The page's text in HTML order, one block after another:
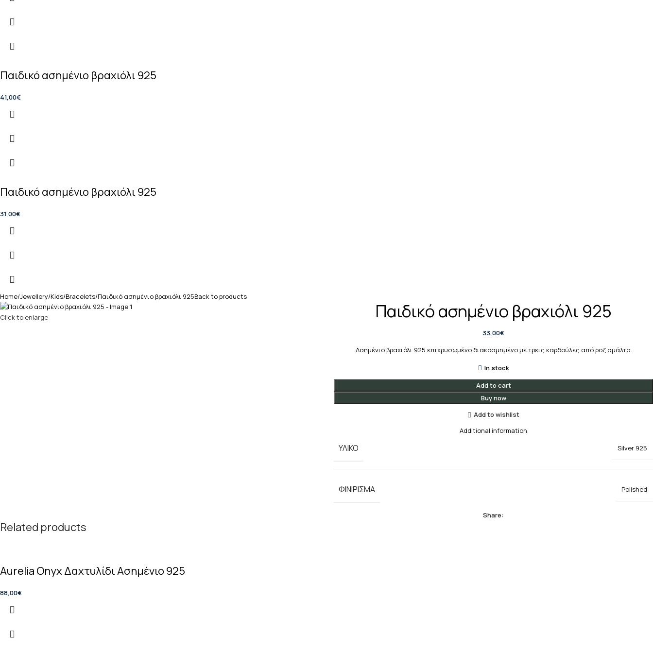
Παιδικό ασημένιο βραχιόλι 925
41,00€
Παιδικό ασημένιο βραχιόλι 925
31,00€
Home Jewellery Kids Bracelets Παιδικό ασημένιο βραχιόλι 925Back to products
Click to enlarge Παιδικό ασημένιο βραχιόλι 925
33,00€
Ασημένιο βραχιόλι 925 επιχρυσωμένο διακοσμημένο με τρεις καρδούλες από ροζ σμάλτο.
In stock
Add to cart
Buy now
Add to wishlist
Additional information
ΥΛΙΚΟ Silver 925
ΦΙΝΙΡΙΣΜΑ Polished
Share:
Related products
Aurelia Onyx Δαχτυλίδι Ασημένιο 925
88,00€